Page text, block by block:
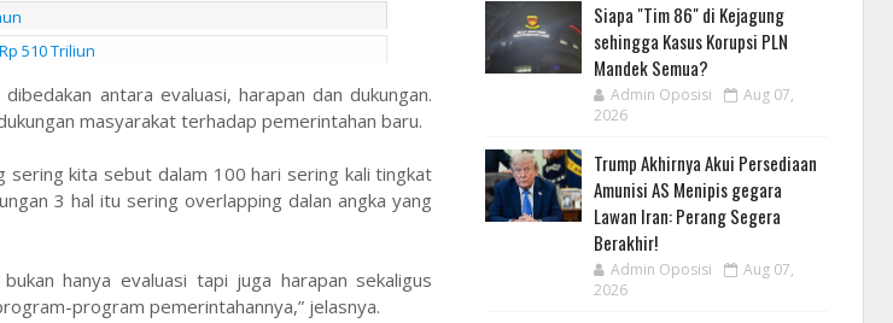
510 Triliun
antara evaluasi, harapan dan dukungan.
masyarakat terhadap pemerintahan baru.
sering kita sebut dalam 100 hari sering kali tingkat
3 hal itu sering overlapping dalan angka yang
hanya evaluasi tapi juga harapan sekaligus
program pemerintahannya,” jelasnya.
Siapa "Tim 86" di Kejagung
sehingga Kasus Korupsi PLN
Mandek Semua?
Admin Oposisi
Aug 07,
2026
Trump Akhirnya Akui Persediaan
Amunisi AS Menipis gegara
Lawan Iran: Perang Segera
Berakhir!
Admin Oposisi
Aug 07,
2026